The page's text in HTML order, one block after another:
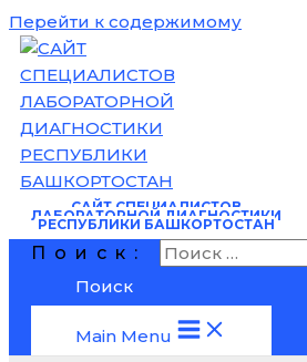
Перейти к содержимому
САЙТ СПЕЦИАЛИСТОВ
ЛАБОРАТОРНОЙ ДИАГНОСТИКИ
РЕСПУБЛИКИ БАШКОРТОСТАН
Поиск:
Main Menu